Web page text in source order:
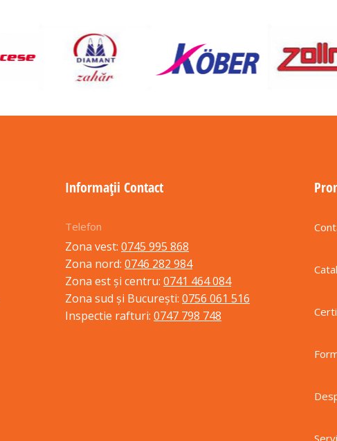
Informații Contact
Telefon
Zona vest: 0745 995 868
Zona nord: 0746 282 984
Zona est și centru: 0741 464 084
Zona sud și București: 0756 061 516
Inspectie rafturi: 0747 798 748